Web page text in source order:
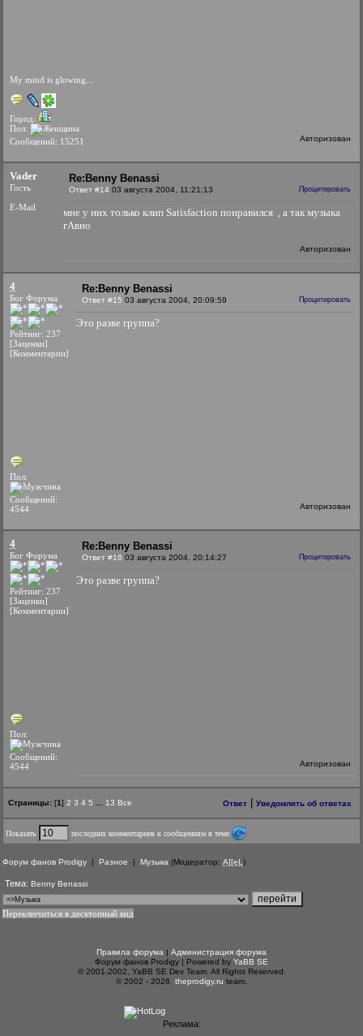
My mind is glowing...
Город:
Пол:
Сообщений: 15251
Авторизован
Vader
Гость
E-Mail
Re:Benny Benassi
Ответ #14 03 августа 2004, 11:21:13 Процитировать
мне у них только клип Satisfaction понравился , а так музыка
гАвно
Авторизован
4
Бог Форума
Рейтинг: 237
[Заценки]
[Комментарии]
Пол:
Сообщений:
4544
Re:Benny Benassi
Ответ #15 03 августа 2004, 20:09:59 Процитировать
Это разве группа?
Авторизован
4
Бог Форума
Рейтинг: 237
[Заценки]
[Комментарии]
Пол:
Сообщений:
4544
Re:Benny Benassi
Ответ #16 03 августа 2004, 20:14:27 Процитировать
Это разве группа?
Авторизован
Страницы: [1] 2 3 4 5 13 Все Ответ Уведомлять об ответах
Показать последних комментариев к сообщениям в теме
Форум фанов Prodigy | Разное | Музыка (Модератор: A][eL )
Тема: Benny Benassi
Переключиться в десктопный вид
Правила форума | Администрация форума
Форум фанов Prodigy | Powered by YaBB SE
© 2001-2002, YaBB SE Dev Team. All Rights Reserved.
© 2002 - 2026, theprodigy.ru team.
Реклама: